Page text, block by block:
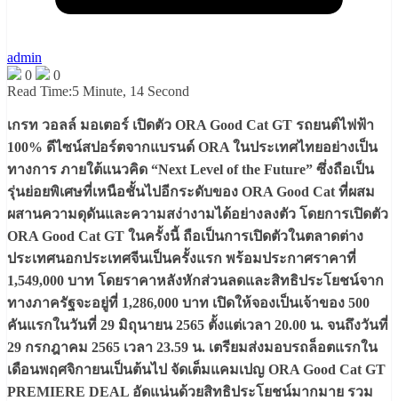
admin
0
0
Read Time:5 Minute, 14 Second
เกรท วอลล์ มอเตอร์ เปิดตัว ORA Good Cat GT รถยนต์ไฟฟ้า
100% ดีไซน์สปอร์ตจากแบรนด์ ORA ในประเทศไทยอย่างเป็น
ทางการ ภายใต้แนวคิด “Next Level of the Future” ซึ่งถือเป็น
รุ่นย่อยพิเศษที่เหนือชั้นไปอีกระดับของ ORA Good Cat ที่ผสม
ผสานความดุดันและความสง่างามได้อย่างลงตัว โดยการเปิดตัว
ORA Good Cat GT ในครั้งนี้ ถือเป็นการเปิดตัวในตลาดต่าง
ประเทศนอกประเทศจีนเป็นครั้งแรก พร้อมประกาศราคาที่
1,549,000 บาท โดยราคาหลังหักส่วนลดและสิทธิประโยชน์จาก
ทางภาครัฐจะอยู่ที่ 1,286,000 บาท เปิดให้จองเป็นเจ้าของ 500
คันแรกในวันที่ 29 มิถุนายน 2565 ตั้งแต่เวลา 20.00 น. จนถึงวันที่
29 กรกฎาคม 2565 เวลา 23.59 น. เตรียมส่งมอบรถล็อตแรกใน
เดือนพฤศจิกายนเป็นต้นไป จัดเต็มแคมเปญ ORA Good Cat GT
PREMIERE DEAL อัดแน่นด้วยสิทธิประโยชน์มากมาย รวม